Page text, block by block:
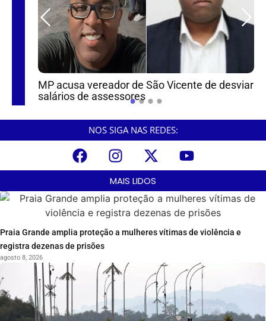
MP acusa vereador de São Vicente de desviar
salários de assessores
NOS SIGA NAS REDES:
MAIS LIDOS
Praia Grande amplia proteção a mulheres vítimas de violência e
registra dezenas de prisões
agosto 8, 2026